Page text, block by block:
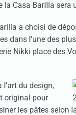
la Casa Barilla sera
a choisi de
dans l'une des
Nikki place des
l'art du design,
original pour
les pâtes selon